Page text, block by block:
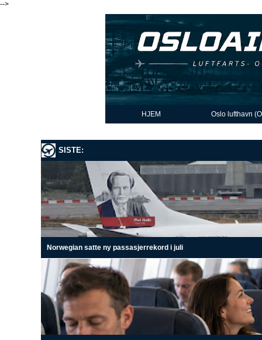
-->
HJEM Oslo lufthavn
SISTE:
Norwegian satte ny passasjerrekord i juli